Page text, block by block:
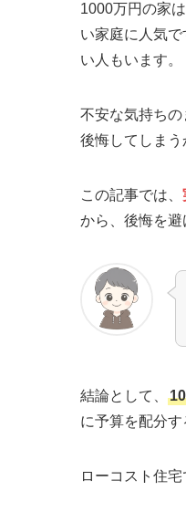
1000万円の家
い家庭に人気
い人もいます。
不安な気持ち
後悔してしまう
この記事では、
から、後悔を避
結論として、
に予算を配分
ローコスト住